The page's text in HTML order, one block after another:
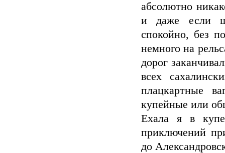
абсолютно
и даже если
спокойно, без
немного на
дорог
всех
плацкартные
купейные или
Ехала я в
приключений
до